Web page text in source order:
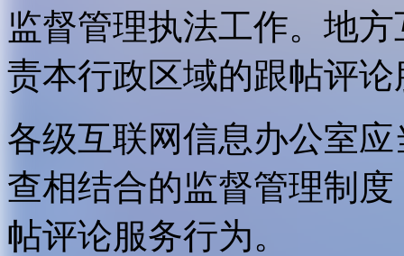
监督管理执法工作。地
责本行政区域的跟帖评
各级互联网信息办公室
查相结合的监督管理制
帖评论服务行为。